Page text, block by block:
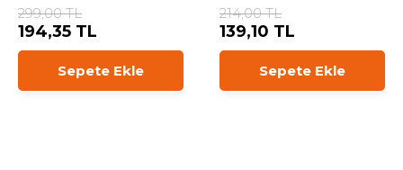
299,00 TL
194,35 TL
Sepete Ekle
214,00 TL
139,10 TL
Sepete Ekle